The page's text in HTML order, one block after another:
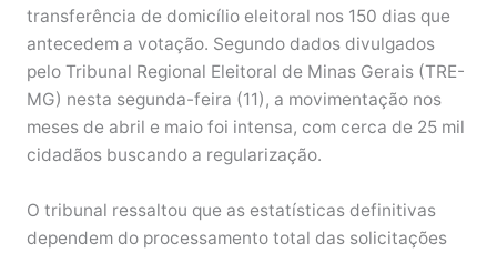
transferência de domicílio eleitoral nos 150 dias que
antecedem a votação. Segundo dados divulgados
pelo Tribunal Regional Eleitoral de Minas Gerais (TRE-
MG) nesta segunda-feira (11), a movimentação nos
meses de abril e maio foi intensa, com cerca de 25 mil
cidadãos buscando a regularização.
O tribunal ressaltou que as estatísticas definitivas
dependem do processamento total das solicitações